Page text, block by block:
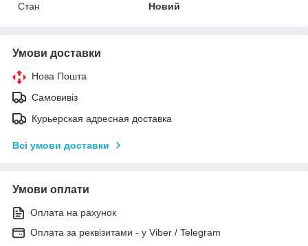
Стан
Новий
Умови доставки
Нова Пошта
Самовивіз
Курьерская адресная доставка
Всі умови доставки
Умови оплати
Оплата на рахунок
Оплата за реквізитами - у Viber / Telegram